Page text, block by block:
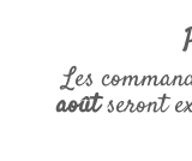
Les
aoûtseront